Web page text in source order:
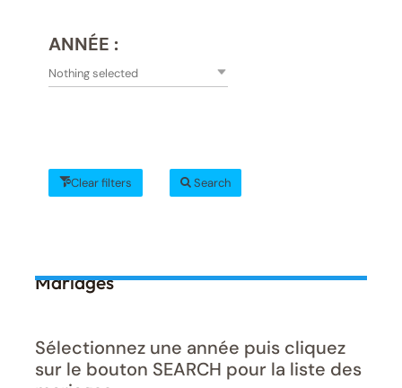
ANNÉE :
Nothing selected
Clear filters Search
Mariages
Sélectionnez une année puis cliquez
sur le bouton SEARCH pour la liste des